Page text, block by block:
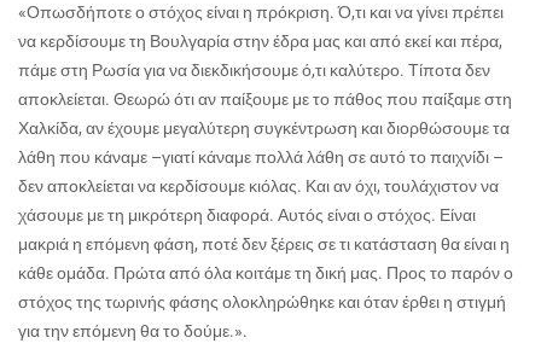
«Οπωσδήποτε ο στόχος είναι η πρόκριση. Ό,τι και να γίνει πρέπει
να κερδίσουμε τη Βουλγαρία στην έδρα μας και από εκεί καιπέρα,
πάμε στη Ρωσία για να διεκδικήσουμε ό,τι καλύτερο. Τίποτα δεν
αποκλείεται. Θεωρώ ότι αν παίξουμε με το πάθος που παίξαμε στη
Χαλκίδα, αν έχουμε μεγαλύτερη συγκέντρωση και διορθώσουμε τα
λάθη που κάναμε –γιατί κάναμε πολλά λάθη σε αυτό το παιχνίδι –
δεν αποκλείεται να κερδίσουμε κιόλας. Και αν όχι, τουλάχιστον να
χάσουμε με τη μικρότερη διαφορά. Αυτός είναι ο στόχος. Είναι
μακριά η επόμενη φάση, ποτέ δεν ξέρεις σε τι κατάσταση θα είναι η
κάθε ομάδα. Πρώτα από όλα κοιτάμε τη δική μας. Προς το παρόν ο
στόχος της τωρινής φάσης ολοκληρώθηκε και όταν έρθει η στιγμή
για την επόμενη θα το δούμε.».